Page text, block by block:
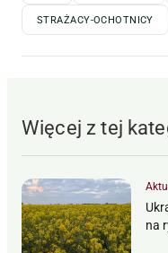
STRAŻACY-OCHOTNICY
Więcej z tej
na